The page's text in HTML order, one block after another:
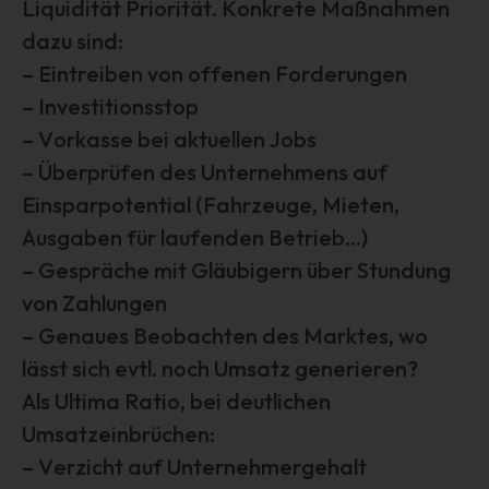
Liquidität Priorität. Konkrete Maßnahmen
dazu sind:
– Eintreiben von offenen Forderungen
– Investitionsstop
– Vorkasse bei aktuellen Jobs
– Überprüfen des Unternehmens auf
Einsparpotential (Fahrzeuge, Mieten,
Ausgaben für laufenden Betrieb…)
– Gespräche mit Gläubigern über Stundung
von Zahlungen
– Genaues Beobachten des Marktes, wo
lässt sich evtl. noch Umsatz generieren?
Als Ultima Ratio, bei deutlichen
Umsatzeinbrüchen:
– Verzicht auf Unternehmergehalt
betreffenden personenbezogenen Daten einverstanden
ist.
Verarbeitung Verantwortlichen
Verantwortlicher im Sinne der Datenschutz-Grundverordnung,
sonstiger in den Mitgliedstaaten der Europäischen Union
geltenden Datenschutzgesetze und anderer Bestimmungen mit
datenschutzrechtlichem Charakter ist:
Interessengemeinschaft der selbständigen DienstleisterInnen in
der Veranstaltungswirtschaft e.V.
1. Vorsitzender Marcus Pohl
60314 Frankfurt am Main - Deutschland
Telefon: +49 69 800 88 703
E-Mail: